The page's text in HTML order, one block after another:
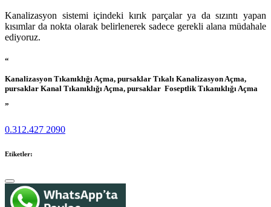
Kanalizasyon sistemi içindeki kırık parçalar ya da sızıntı yapan
kısımlar da nokta olarak belirlenerek sadece gerekli alana müdahale
ediyoruz.
“
Kanalizasyon Tıkanıklığı Açma, pursaklar Tıkalı Kanalizasyon Açma,
pursaklar Kanal Tıkanıklığı Açma, pursaklar Foseptlik Tıkanıklığı Açma
”
0.312.427 2090
Etiketler: